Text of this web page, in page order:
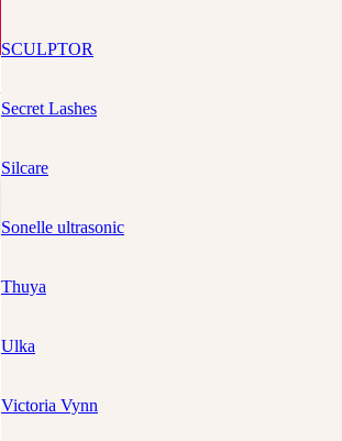
SCULPTOR
Secret Lashes
Silcare
Sonelle ultrasonic
Thuya
Ulka
Victoria Vynn